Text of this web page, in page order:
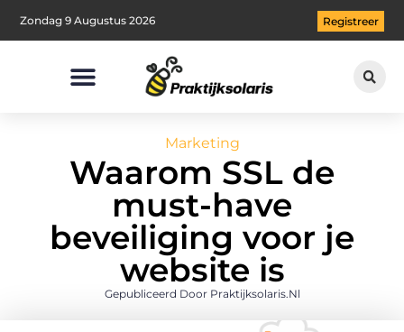
Zondag 9 Augustus 2026 Registreer
Marketing
Waarom SSL de
must-have
beveiliging voor je
website is
Gepubliceerd Door Praktijksolaris.nl